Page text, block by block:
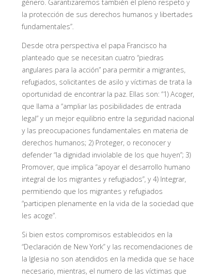
género. Garantizaremos también el pleno respeto y
la protección de sus derechos humanos y libertades
fundamentales”.
Desde otra perspectiva el papa Francisco ha
planteado que se necesitan cuatro “piedras
angulares para la acción” para permitir a migrantes,
refugiados, solicitantes de asilo y víctimas de trata la
oportunidad de encontrar la paz. Ellas son: “1) Acoger,
que llama a “ampliar las posibilidades de entrada
legal” y un mejor equilibrio entre la seguridad nacional
y las preocupaciones fundamentales en materia de
derechos humanos; 2) Proteger, o reconocer y
defender “la dignidad inviolable de los que huyen”; 3)
Promover, que implica “apoyar el desarrollo humano
integral de los migrantes y refugiados”, y 4) Integrar,
permitiendo que los migrantes y refugiados
“participen plenamente en la vida de la sociedad que
les acoge”.
Si bien estos compromisos establecidos en la
“Declaración de New York” y las recomendaciones de
la Iglesia no son atendidos en la medida que se hace
necesario, mientras, el numero de las víctimas que